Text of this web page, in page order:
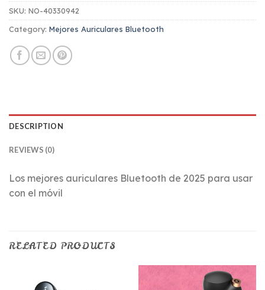
SKU: NO-40330942
Category: Mejores Auriculares Bluetooth
DESCRIPTION
REVIEWS (0)
Los mejores auriculares Bluetooth de 2025 para usar
con el móvil
RELATED PRODUCTS